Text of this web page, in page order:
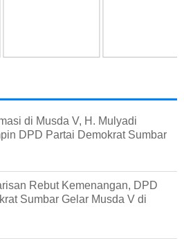
di Musda V, H. Mulyadi
DPD Partai Demokrat Sumbar
Rebut Kemenangan, DPD
Sumbar Gelar Musda V di